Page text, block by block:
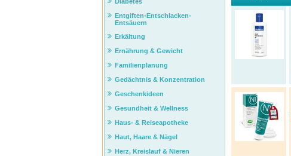
Entgiften-Entschlacken-
Entsäuern
Erkältung
Ernährung & Gewicht
Familienplanung
Gedächtnis & Konzentration
Geschenkideen
Gesundheit & Wellness
Haus- & Reiseapotheke
Haut, Haare & Nägel
Herz, Kreislauf & Nieren